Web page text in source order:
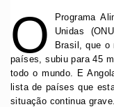
O
Programa
Unidas
Brasil, que o
países, subiu para 45
todo o mundo. E
lista de países que
situação continua grave.